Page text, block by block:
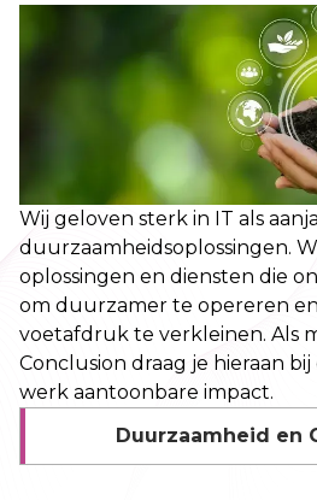
Wij geloven sterk in IT als
duurzaamheidsoplossingen.
oplossingen en diensten die
om duurzamer te opereren
voetafdruk te verkleinen. Als
Conclusion draag je hieraan
werk aantoonbare impact.
Duurzaamheid en